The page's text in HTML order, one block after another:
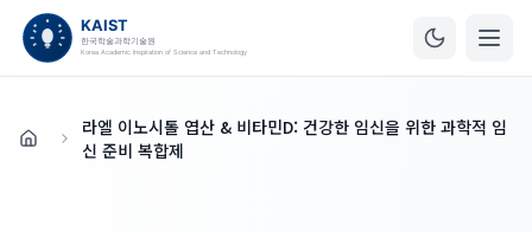
홈
라엘 이노시톨 엽산 & 비타민D: 건강한 임신을 위한 과학적 임
신 준비 복합제